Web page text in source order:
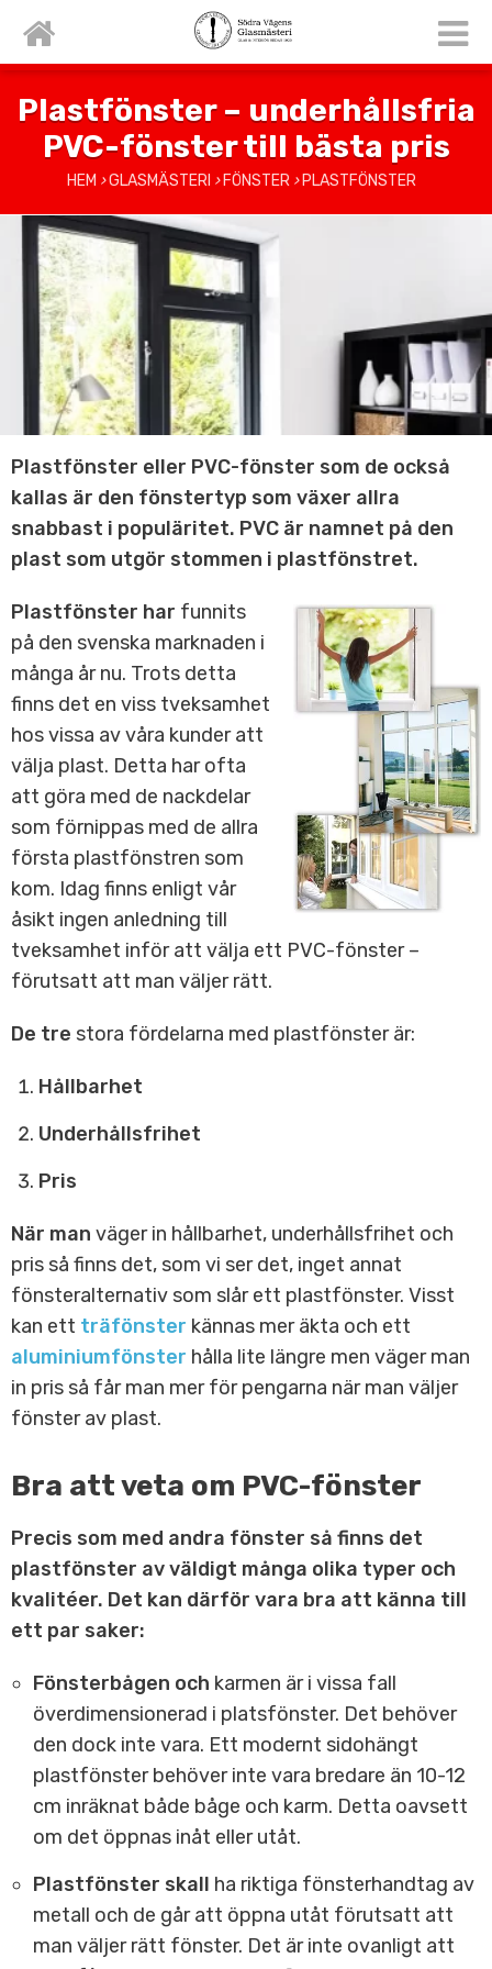
Plastfönster – underhållsfria
PVC-fönster till bästa pris
HEM ›GLASMÄSTERI › FÖNSTER › PLASTFÖNSTER
Plastfönster eller PVC-fönster som de också
kallas är den fönstertyp som växer allra
snabbast i populäritet. PVC är namnet på den
plast som utgör stommen i plastfönstret.
Plastfönster har funnits
på den svenska marknaden i
många år nu. Trots detta
finns det en viss tveksamhet
hos vissa av våra kunder att
välja plast. Detta har ofta
att göra med de nackdelar
som förnippas med de allra
första plastfönstren som
kom. Idag finns enligt vår
åsikt ingen anledning till
tveksamhet inför att välja ett PVC-fönster –
förutsatt att man väljer rätt.
De tre stora fördelarna med plastfönster är:
Hållbarhet
Underhållsfrihet
Pris
När man väger in hållbarhet, underhållsfrihet och
pris så finns det, som vi ser det, inget annat
fönsteralternativ som slår ett plastfönster. Visst
kan ett träfönster kännas mer äkta och ett
aluminiumfönster hålla lite längre men väger man
in pris så får man mer för pengarna när man väljer
fönster av plast.
Bra att veta om PVC-fönster
Precis som med andra fönster så finns det
plastfönster av väldigt många olika typer och
kvalitéer. Det kan därför vara bra att känna till
ett par saker:
Fönsterbågen och karmen är i vissa fall
överdimensionerad i platsfönster. Det behöver
den dock inte vara. Ett modernt sidohängt
plastfönster behöver inte vara bredare än 10-12
cm inräknat både båge och karm. Detta oavsett
om det öppnas inåt eller utåt.
Plastfönster skall ha riktiga fönsterhandtag av
metall och de går att öppna utåt förutsatt att
man väljer rätt fönster. Det är inte ovanligt att